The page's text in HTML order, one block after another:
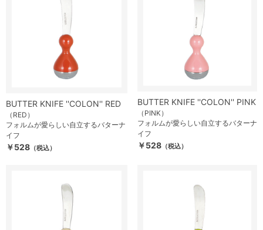
BUTTER KNIFE ''COLON'' RED
（RED）
フォルムが愛らしい自立するバターナ
イフ
￥528 （税込）
BUTTER KNIFE ''COLON'' PINK
（PINK）
フォルムが愛らしい自立するバターナ
イフ
￥528 （税込）